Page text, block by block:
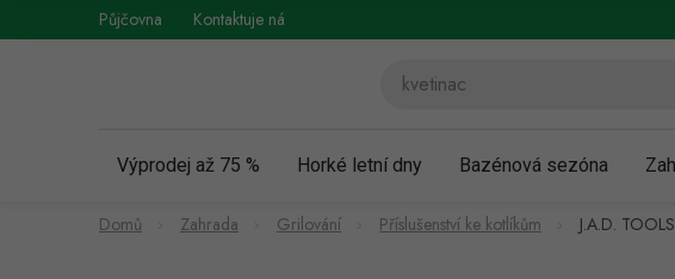
na
Půjčovna Kontaktuje nás
Výprodej až 75 % Horké letní dny Bazénová sezóna
Domů Zahrada Grilování Příslušenství ke kotlíkům J.A.D.